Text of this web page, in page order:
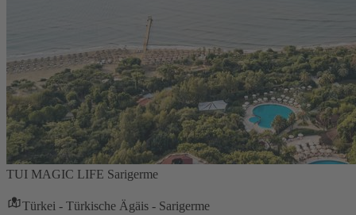
TUI MAGIC LIFE Sarigerme
Türkei - Türkische Ägäis - Sarigerme